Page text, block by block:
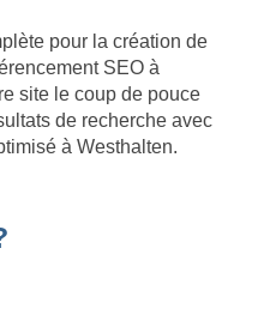
pour la création de
SEO à
site le coup de pouce
de recherche avec
à Westhalten.